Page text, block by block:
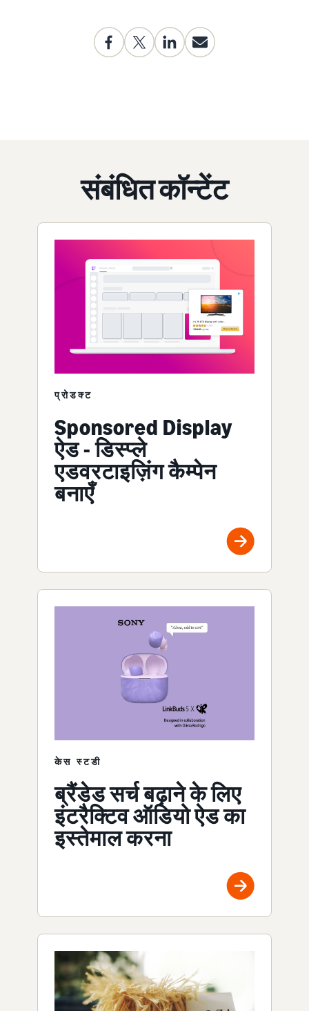
संबंधित कॉन्टेंट
प्रोडक्ट
Sponsored Display
ऐड - डिस्प्ले
एडवरटाइज़िंग कैम्पेन
बनाएँ
केस स्टडी
ब्रैंडेड सर्च बढ़ाने के लिए
इंटरैक्टिव ऑडियो ऐड का
इस्तेमाल करना